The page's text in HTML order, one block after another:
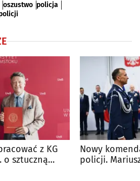
oszustwo policja
z KG
o sztuczną
Nowy
policji.